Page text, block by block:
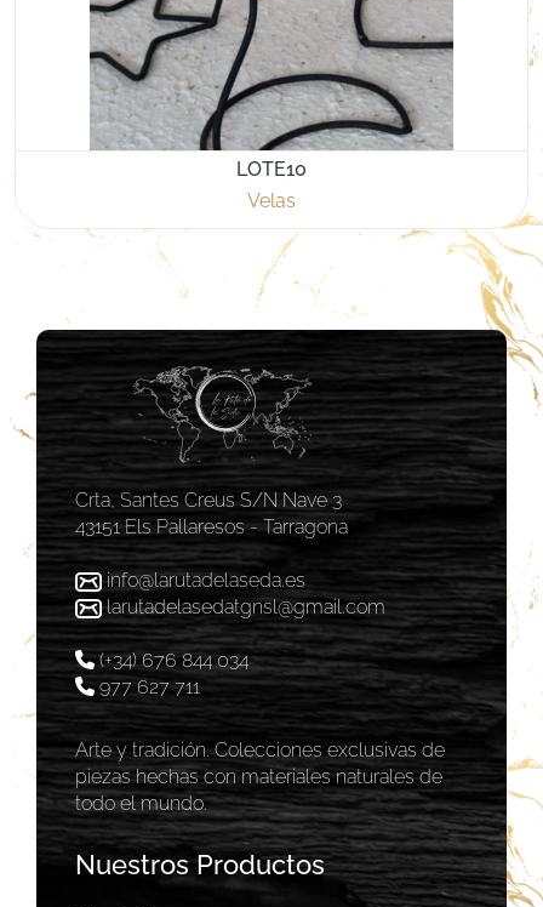
LOTE10
Velas
Crta, Santes Creus S/N Nave 3
43151 Els Pallaresos - Tarragona
info@larutadelaseda.es
larutadelasedatgnsl@gmail.com
(+34) 676 844 034
977 627 711
Arte y tradición. Colecciones exclusivas de
piezas hechas con materiales naturales de
todo el mundo.
Nuestros Productos